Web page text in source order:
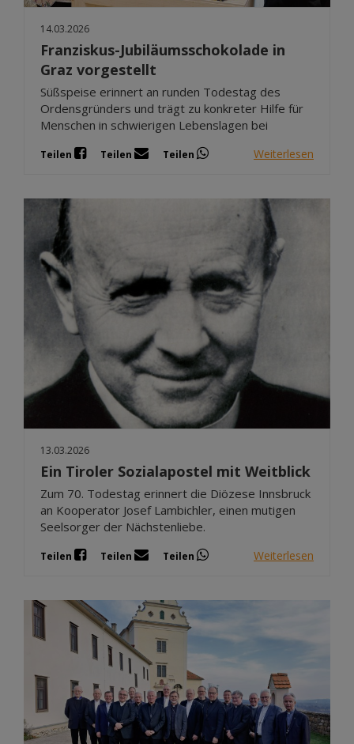
14.03.2026
Franziskus-Jubiläumsschokolade in
Graz vorgestellt
Süßspeise erinnert an runden Todestag des
Ordensgründers und trägt zu konkreter Hilfe für
Menschen in schwierigen Lebenslagen bei
Teilen Teilen Teilen Weiterlesen
13.03.2026
Ein Tiroler Sozialapostel mit Weitblick
Zum 70. Todestag erinnert die Diözese Innsbruck
an Kooperator Josef Lambichler, einen mutigen
Seelsorger der Nächstenliebe.
Teilen Teilen Teilen Weiterlesen